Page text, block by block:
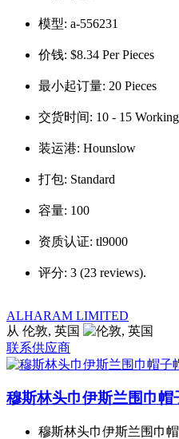
模型: a-556231
价钱: $8.34 Per Pieces
最小起订量: 20 Pieces
交货时间: 10 - 15
装运港: Hounslow
打包: Standard
容量: 100
资质认证: tl9000
评分: 3 (23 reviews).
ALHARAM LIMITED
从 伦敦, 英国
联系供应商
穆斯林头巾伊斯兰围巾帽
穆斯林头巾伊斯兰围巾